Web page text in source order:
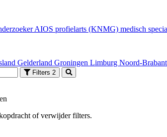
AIOS profielarts (KNMG) medisch
Gelderland Groningen Limburg Noord-Brabant
Filters 2
of verwijder filters.